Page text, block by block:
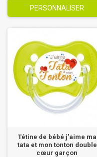
PERSONNALISER
Tétine de bébé j’aime ma
tata et mon tonton double
cœur garçon